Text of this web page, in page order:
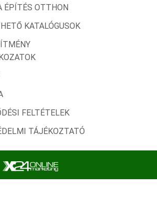
ÉPÍTÉS OTTHON
KATALÓGUSOK
FELTÉTELEK
TÁJÉKOZTATÓ